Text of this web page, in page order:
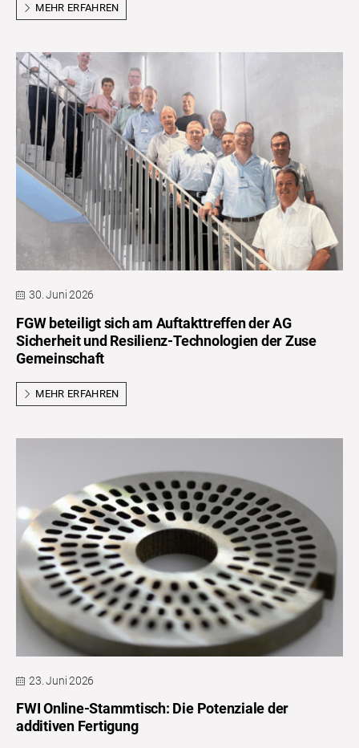
MEHR ERFAHREN
30. Juni 2026
FGW beteiligt sich am Auftakttreffen der AG
Sicherheit und Resilienz-Technologien der Zuse
Gemeinschaft
MEHR ERFAHREN
23. Juni 2026
FWI Online-Stammtisch: Die Potenziale der
additiven Fertigung